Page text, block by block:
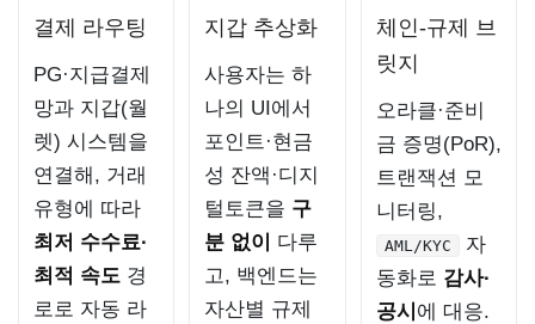
결제 라우팅
PG·지급결제
망과 지갑(월
렛) 시스템을
연결해, 거래
유형에 따라
최저 수수료·
최적 속도 경
로로 자동 라
지갑 추상화
사용자는 하
나의 UI에서
포인트·현금
성 잔액·디지
털토큰을 구
분 없이
다루
고, 백엔드는
자산별 규제
체인-규제 브
릿지
오라클·준비
금 증명(PoR),
트랜잭션 모
니터링,
AML/KYC
자
동화로 감사·
공시 에 대응.